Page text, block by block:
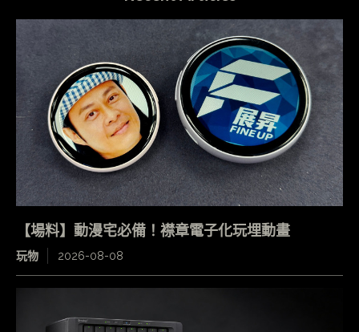
【場料】動漫宅必備！襟章電子化玩埋動畫
玩物 2026-08-08